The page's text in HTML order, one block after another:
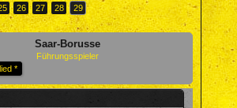
26 27 28 29
Saar-Borusse
Führungsspieler
*